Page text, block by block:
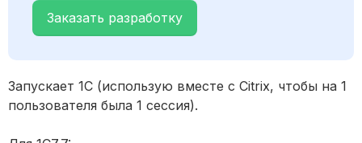
Заказать разработку
Запускает 1С (использую вместе с Citrix, чтобы на 1
пользователя была 1 сессия).